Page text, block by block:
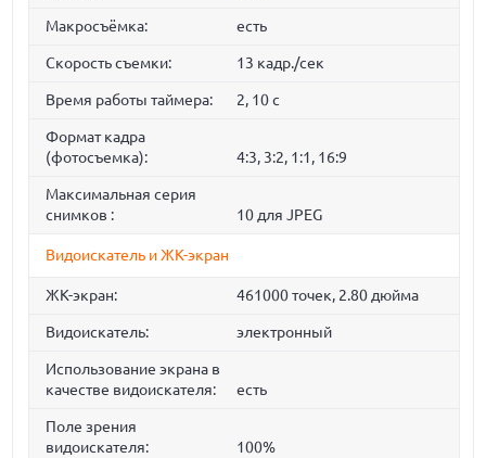
Макросъёмка: есть
Скорость съемки: 13 кадр./сек
Время работы таймера: 2, 10 c
Формат кадра
(фотосъемка):
4:3, 3:2, 1:1, 16:9
Максимальная серия
снимков :
10 для JPEG
Видоискатель и ЖК-экран
ЖК-экран: 461000 точек, 2.80 дюйма
Видоискатель: электронный
Использование экрана в
качестве видоискателя:
есть
Поле зрения
видоискателя:
100%